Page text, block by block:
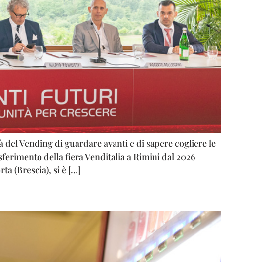
del Vending di guardare avanti e di sapere cogliere le
della fiera Venditalia a Rimini dal 2026
(Brescia), si è […]